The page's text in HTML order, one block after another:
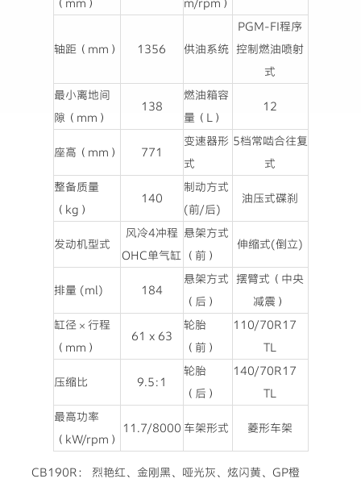
（mm）
m/rpm）
轴距（mm） 1356 供油系统
PGM-FI程序
控制燃油喷射
式
最小离地间
隙（mm）
138
燃油箱容
量（L）
12
座高（mm） 771
变速器形
式
5档常啮合往复
式
整备质量
（kg）
140
制动方式
(前/后)
油压式碟刹
发动机型式
风冷4冲程
OHC单气缸
悬架方式
（前）
伸缩式(倒立)
排量 (ml) 184
悬架方式
（后）
摆臂式（中央
减震）
缸径×行程
（mm）
61 x 63
轮胎
（前）
110/70R17
TL
压缩比 9.5:1
轮胎
（后）
140/70R17
TL
最高功率
（kW/rpm）
11.7/8000 车架形式 菱形车架
CB190R： 烈艳红、金刚黑、哑光灰、炫闪黄、GP橙